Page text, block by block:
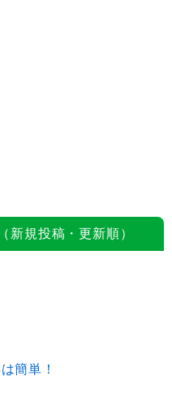
新規投稿・更新順）
簡単！